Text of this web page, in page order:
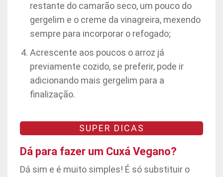
restante do camarão seco, um pouco do
gergelim e o creme da vinagreira, mexendo
sempre para incorporar o refogado;
Acrescente aos poucos o arroz já
previamente cozido, se preferir, pode ir
adicionando mais gergelim para a
finalização.
SUPER DICAS
Dá para fazer um Cuxá Vegano?
Dá sim e é muito simples! É só substituir o